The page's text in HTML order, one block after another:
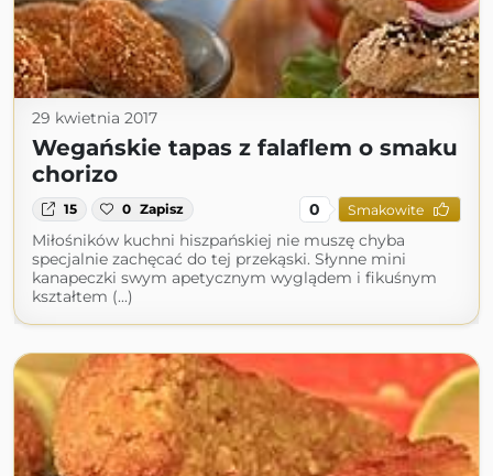
29 kwietnia 2017
Wegańskie tapas z falaflem o smaku
chorizo
15 0 Zapisz 0 Smakowite
Miłośników kuchni hiszpańskiej nie muszę chyba
specjalnie zachęcać do tej przekąski. Słynne mini
kanapeczki swym apetycznym wyglądem i fikuśnym
kształtem (...)